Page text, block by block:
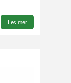
Les mer